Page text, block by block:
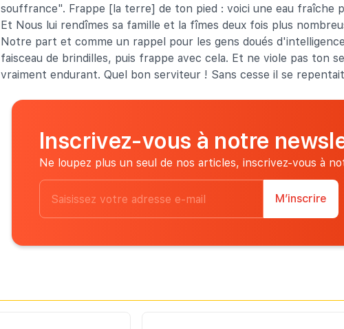
souffrance". Frappe [la terre] de ton pied : voici une eau fraîche
Et Nous lui rendîmes sa famille et la fîmes deux fois plus
Notre part et comme un rappel pour les gens doués
faisceau de brindilles, puis frappe avec cela. Et ne viole pas ton
vraiment endurant. Quel bon serviteur ! Sans cesse il se
Inscrivez-vous à notre
Ne loupez plus un seul de nos articles, inscrivez-vous à
M’inscrire